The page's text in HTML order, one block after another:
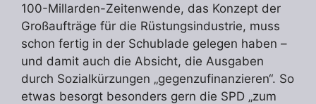
100-Millarden-Zeitenwende, das Konzept der
Großaufträge für die Rüstungsindustrie, muss
schon fertig in der Schublade gelegen haben –
und damit auch die Absicht, die Ausgaben
durch Sozialkürzungen „gegenzufinanzieren“. So
etwas besorgt besonders gern die SPD „zum